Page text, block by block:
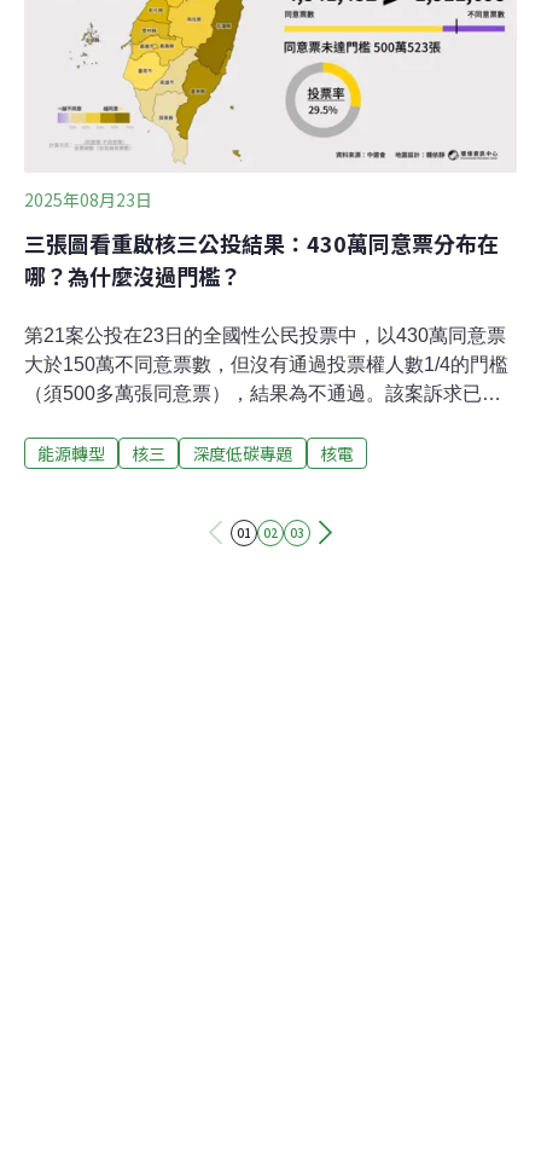
提供畫面」。然而，影片上方的Sora浮水印與數隻貓圍著
熊的畫面卻透露出古怪。Sora是OpenAI推出的AI影音生成
工具，一般人無須高深技術也能製作逼真的影片。專家警
告，現在有許多影片製作精良、真假難辨，民眾更應保持
懷疑，不要輕信或轉發。
2025年08月23日
三張圖看重啟核三公投結果：430萬同意票分布在
哪？為什麼沒過門檻？
第21案公投在23日的全國性公民投票中，以430萬同意票
大於150萬不同意票數，但沒有通過投票權人數1/4的門檻
（須500多萬張同意票），結果為不通過。該案訴求已在5
慮下再運轉。這次是台灣經歷的第三次核能公投，前一次
行自主安全審查。此次公投由民眾黨立院黨團發起、藍白
能源轉型 核三 深度低碳專題 核電
01 02 03